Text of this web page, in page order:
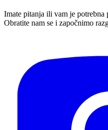
Imate pitanja ili vam je potrebna
Obratite nam se i započnimo